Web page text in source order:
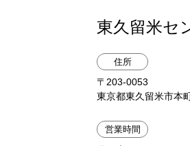
東久留米セ
住所
〒203-0053
東京都東久留米市本
営業時間